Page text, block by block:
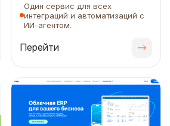
Один сервис для всех
интеграций и автоматизаций с
ИИ-агентом.
Перейти